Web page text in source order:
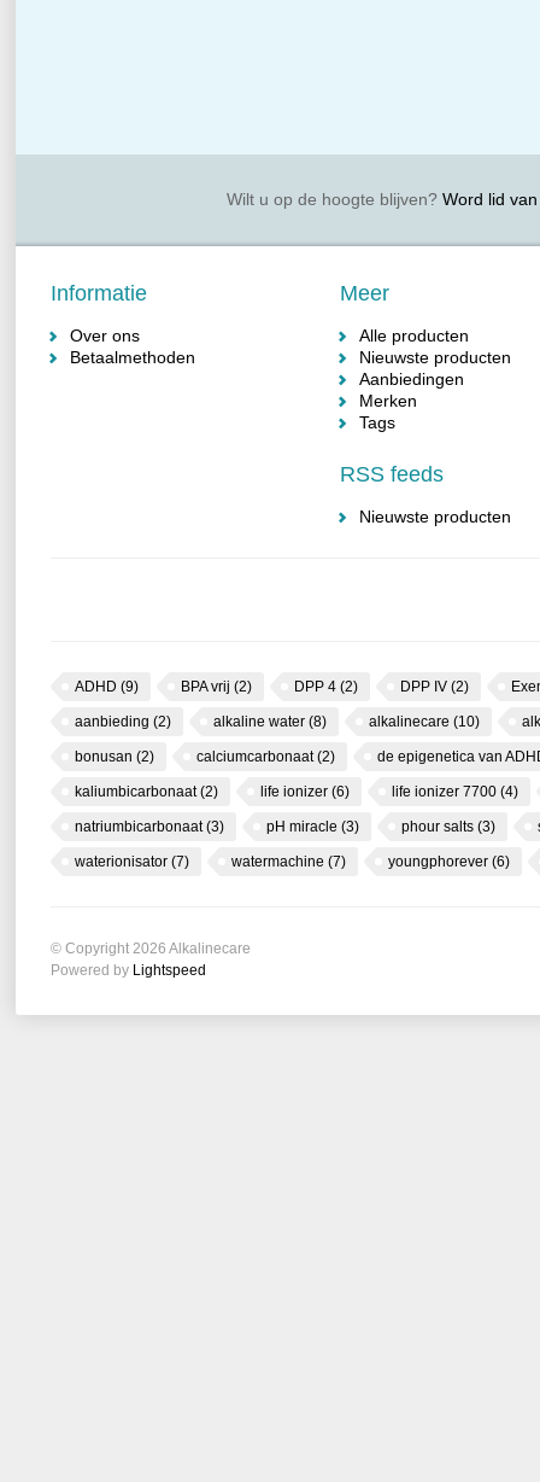
Wilt u op de hoogte blijven?Word lid van
Informatie
Over ons
Betaalmethoden
Meer
Alle producten
Nieuwste producten
Aanbiedingen
Merken
Tags
RSS feeds
Nieuwste producten
ADHD (9) BPA vrij (2) DPP 4 (2) DPP IV (2)
aanbieding (2) alkaline water (8) alkalinecare (10)
bonusan (2) calciumcarbonaat(2) de epigenetica van
kaliumbicarbonaat(2) life ionizer (6) life ionizer 7700 (4)
natriumbicarbonaat(3) pH miracle (3) phour salts (3)
waterionisator (7) watermachine (7) youngphorever (6)
© Copyright 2026 Alkalinecare
Powered by Lightspeed